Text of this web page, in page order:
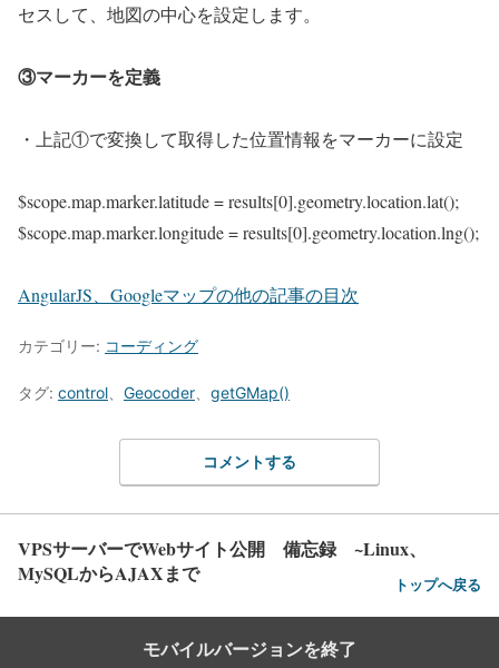
セスして、地図の中心を設定します。
③マーカーを定義
・上記①で変換して取得した位置情報をマーカーに設定
$scope.map.marker.latitude = results[0].geometry.location.lat();
$scope.map.marker.longitude = results[0].geometry.location.lng();
AngularJS、Googleマップの他の記事の目次
カテゴリー: コーディング
タグ: control Geocoder getGMap()
コメントする
VPSサーバーでWebサイト公開 備忘録 ~Linux、
MySQLからAJAXまで
トップへ戻る
モバイルバージョンを終了